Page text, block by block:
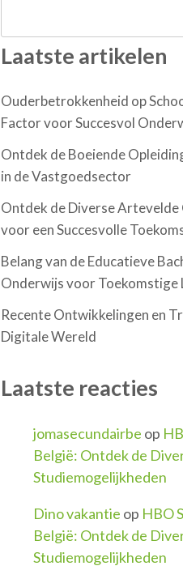
Laatste artikelen
Ouderbetrokkenheid op
Factor voor Succesvol
Ontdek de Boeiende
in de Vastgoedsector
Ontdek de Diverse Artevelde
voor een Succesvolle
Belang van de Educatieve
Onderwijs voor Toekomstige
Recente Ontwikkelingen en
Digitale Wereld
Laatste reacties
jomasecundairbe op
België: Ontdek de
Studiemogelijkheden
Dino vakantie op HBO
België: Ontdek de
Studiemogelijkheden